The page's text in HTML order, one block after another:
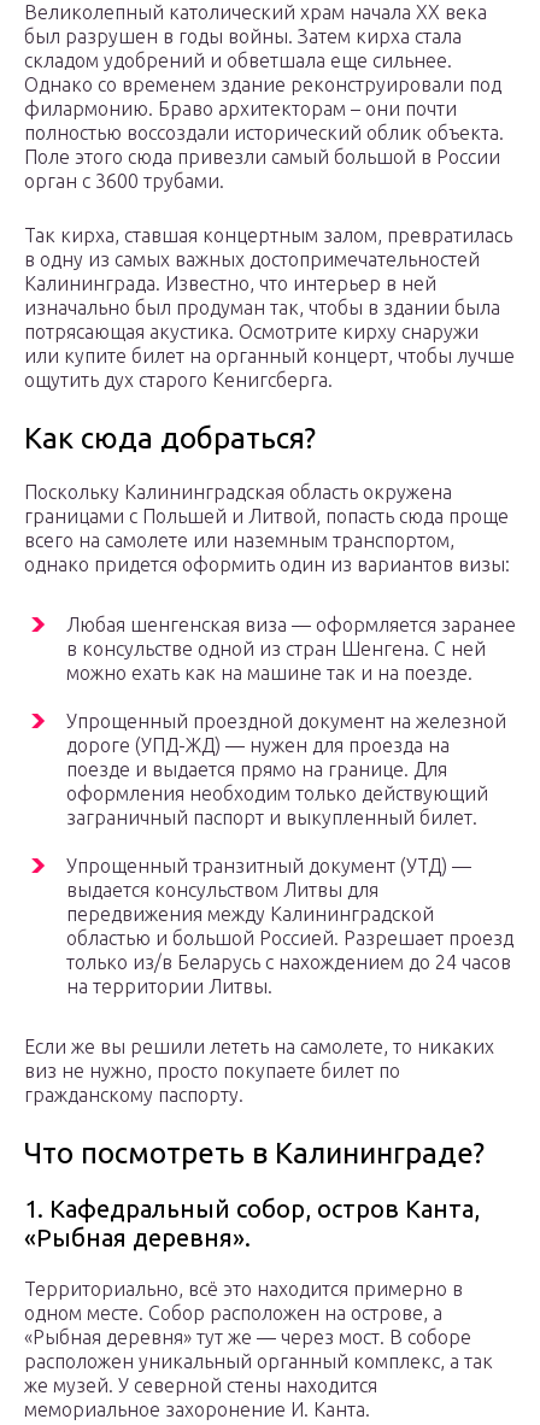
Великолепный католический храм начала XX века
был разрушен в годы войны. Затем кирха стала
складом удобрений и обветшала еще сильнее.
Однако со временем здание реконструировали под
филармонию. Браво архитекторам – они почти
полностью воссоздали исторический облик объекта.
Поле этого сюда привезли самый большой в России
орган с 3600 трубами.
Так кирха, ставшая концертным залом, превратилась
в одну из самых важных достопримечательностей
Калининграда. Известно, что интерьер в ней
изначально был продуман так, чтобы в здании была
потрясающая акустика. Осмотрите кирху снаружи
или купите билет на органный концерт, чтобы лучше
ощутить дух старого Кенигсберга.
Как сюда добраться?
Поскольку Калининградская область окружена
границами с Польшей и Литвой, попасть сюда проще
всего на самолете или наземным транспортом,
однако придется оформить один из вариантов визы:
Любая шенгенская виза — оформляется заранее
в консульстве одной из стран Шенгена. С ней
можно ехать как на машине так и на поезде.
Упрощенный проездной документ на железной
дороге (УПД-ЖД) — нужен для проезда на
поезде и выдается прямо на границе. Для
оформления необходим только действующий
заграничный паспорт и выкупленный билет.
Упрощенный транзитный документ (УТД) —
выдается консульством Литвы для
передвижения между Калининградской
областью и большой Россией. Разрешает проезд
только из/в Беларусь с нахождением до 24 часов
на территории Литвы.
Если же вы решили лететь на самолете, то никаких
виз не нужно, просто покупаете билет по
гражданскому паспорту.
Что посмотреть в Калининграде?
1. Кафедральный собор, остров Канта,
«Рыбная деревня».
Территориально, всё это находится примерно в
одном месте. Собор расположен на острове, а
«Рыбная деревня» тут же — через мост. В соборе
расположен уникальный органный комплекс, а так
же музей. У северной стены находится
мемориальное захоронение И. Канта.